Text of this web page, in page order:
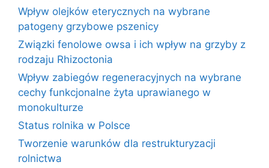
Wpływ olejków eterycznych na wybrane
patogeny grzybowe pszenicy
Związki fenolowe owsa i ich wpływ na grzyby z
rodzaju Rhizoctonia
Wpływ zabiegów regeneracyjnych na wybrane
cechy funkcjonalne żyta uprawianego w
monokulturze
Status rolnika w Polsce
Tworzenie warunków dla restrukturyzacji
rolnictwa